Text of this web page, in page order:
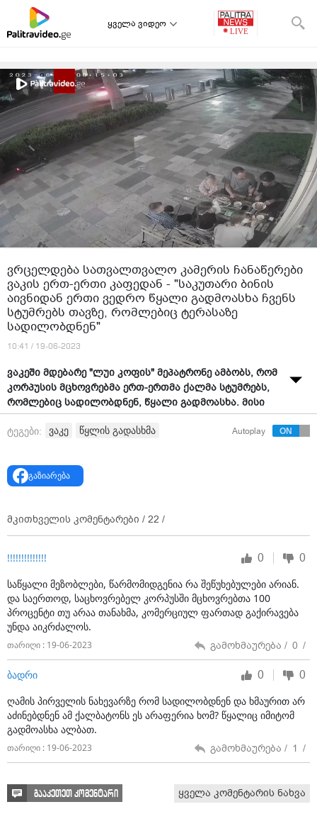
ყველა ვიდეო
ვრცელდება სათვალთვალო კამერის ჩანაწერები
ვაკის ერთ-ერთი კაფედან - "საკუთარი ბინის
აივნიდან ერთი ვედრო წყალი გადმოასხა ჩვენს
სტუმრებს თავზე, რომლებიც ტერასაზე
სადილობდნენ"
10:41 / 19-06-2023
ვაკეში მდებარე "ლუი კოფის" მეპატრონე ამბობს, რომ
კორპუსის მცხოვრებმა ერთ-ერთმა ქალმა სტუმრებს,
რომლებიც სადილობდნენ, წყალი გადმოასხა. მისი
თქმით, მეზობელს ადგილზე, სადაც "ლუი კოფი"
მდებარეობს, თავისი კაფეს გახსნა უნდა.
კვლავაც გრძელდება.
ვედრო წყალი გადმოღვარა ჩვენი სტუმრების თავზე,
რომლებიც ტერასაზე სადილობდნენ.
მიაქციეთ ყურადღება:
სამი მცირეწლოვანი ბავშვის იქ ყოფნამ დამნაშავე
ვერ შეაჩერა.
ჩვენ საქმე გვაქვს აბსოლუტურ ბოროტებასთან.
შესაბამისი განცხადებები უკვე შეტანილია
სამართალდამცავ ორგანოებში.
29.05.2022 წელსაც გადმოასხა თავზე წყალი.
მართალია, განცხადება, ასევე განცხადება
პოლიციელთა უმოქმედობაზე მაშინაც იქნა
წარდგენილი, მაგრამ სრულიად იყო იგნორირებული -
სამართალდამცავო ორგანოებო!
ტეგები: ვაკე წყლის გადასხმა Autoplay
გაზიარება
მკითხველის კომენტარები / 22 /
!!!!!!!!!!!!!! 0 0
საწყალი მეზობლები, წარმომიდგენია რა შეწუხებულები არიან.
და საერთოდ, საცხოვრებელ კორპუსში მცხოვრებთა 100
პროცენტი თუ არაა თანახმა, კომერციულ ფართად გაქირავება
უნდა აიკრძალოს.
თარიღი : 19-06-2023 გამოხმაურება / 0 /
ბადრი 0 0
ღამის პირველის ნახევარზე რომ სადილობდნენ და ხმაურით არ
აძინებდნენ ამ ქალბატონს ეს არაფერია ხომ? წყალიც იმიტომ
გადმოასხა ალბათ.
თარიღი : 19-06-2023 გამოხმაურება / 1 /
გააკეთეთ კომენტარი ყველა კომენტარის ნახვა